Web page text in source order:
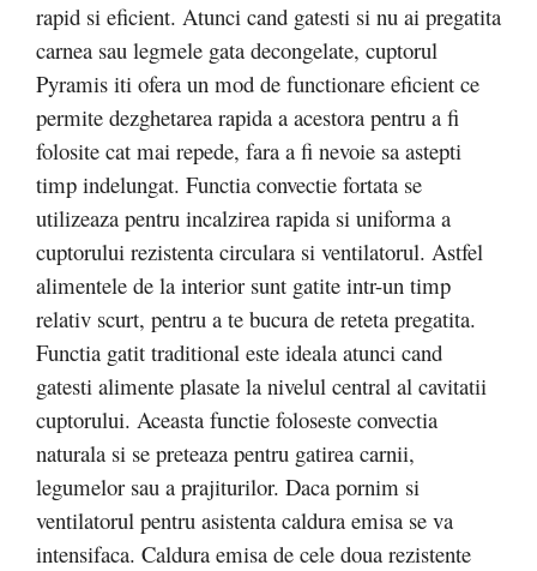
rapid si eficient. Atunci cand gatesti si nu ai pregatita
carnea sau legmele gata decongelate, cuptorul
Pyramis iti ofera un mod de functionare eficient ce
permite dezghetarea rapida a acestora pentru a fi
folosite cat mai repede, fara a fi nevoie sa astepti
timp indelungat. Functia convectie fortata se
utilizeaza pentru incalzirea rapida si uniforma a
cuptorului rezistenta circulara si ventilatorul. Astfel
alimentele de la interior sunt gatite intr-un timp
relativ scurt, pentru a te bucura de reteta pregatita.
Functia gatit traditional este ideala atunci cand
gatesti alimente plasate la nivelul central al cavitatii
cuptorului. Aceasta functie foloseste convectia
naturala si se preteaza pentru gatirea carnii,
legumelor sau a prajiturilor. Daca pornim si
ventilatorul pentru asistenta caldura emisa se va
intensifaca. Caldura emisa de cele doua rezistente